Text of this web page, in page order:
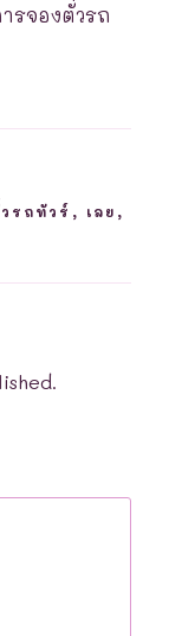
รจองตั๋วรถ
รถทัวร์ , เลย ,